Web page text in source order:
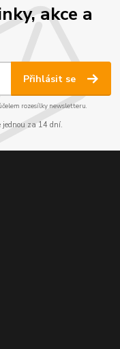
akce a
Přihlásit se
rozesílky newsletteru.
za 14 dní.